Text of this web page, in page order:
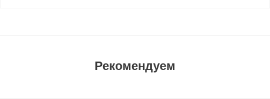
Рекомендуем